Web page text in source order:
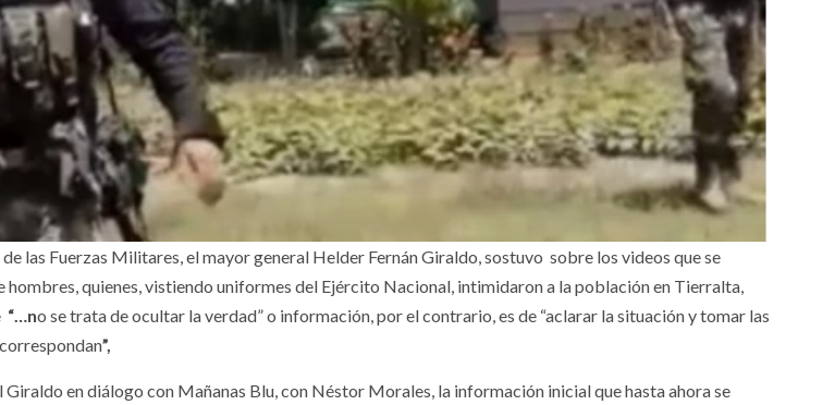
las Fuerzas Militares, el mayor general Helder Fernán Giraldo, sostuvo sobre los videos que se
hombres, quienes, vistiendo uniformes del Ejército Nacional, intimidaron a la población en Tierralta,
“…no se trata de ocultar la verdad” o información, por el contrario, es de “aclarar la situación y tomar las
”,
Giraldo en diálogo con Mañanas Blu, con Néstor Morales, la información inicial que hasta ahora se